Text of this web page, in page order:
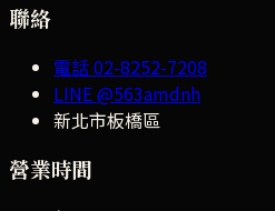
聯絡
電話02-8252-7208
LINE@563amdnh
新北市板橋區
營業時間